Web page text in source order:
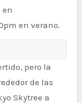
en verano.
pero la
de las
Skytree a